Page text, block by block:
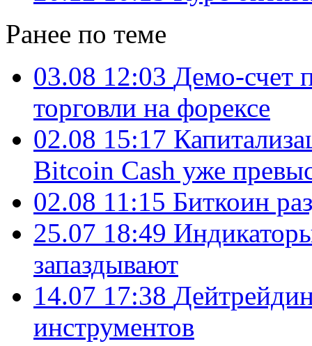
Ранее по теме
03.08 12:03 Демо-счет
торговли на форексе
02.08 15:17
Bitcoin Cash уже
02.08 11:15 Биткоин
25.07 18:49
запаздывают
14.07 17:38
инструментов